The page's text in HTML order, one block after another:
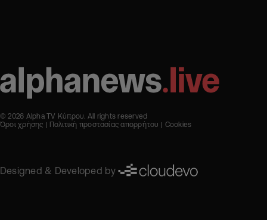
© 2026 Alpha TV Κύπρου. All rights reserved
Όροι χρήσης
Πολιτική προστασίας απορρήτου Cookies
Designed & Developed by